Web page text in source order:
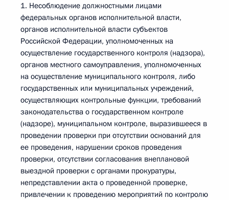
1. Несоблюдение должностными лицами
федеральных органов исполнительной власти,
органов исполнительной власти субъектов
Российской Федерации, уполномоченных на
осуществление государственного контроля (надзора),
органов местного самоуправления, уполномоченных
на осуществление муниципального контроля, либо
государственных или муниципальных учреждений,
осуществляющих контрольные функции, требований
законодательства о государственном контроле
(надзоре), муниципальном контроле, выразившееся в
проведении проверки при отсутствии оснований для
ее проведения, нарушении сроков проведения
проверки, отсутствии согласования внеплановой
выездной проверки с органами прокуратуры,
непредставлении акта о проведенной проверке,
привлечении к проведению мероприятий по контролю